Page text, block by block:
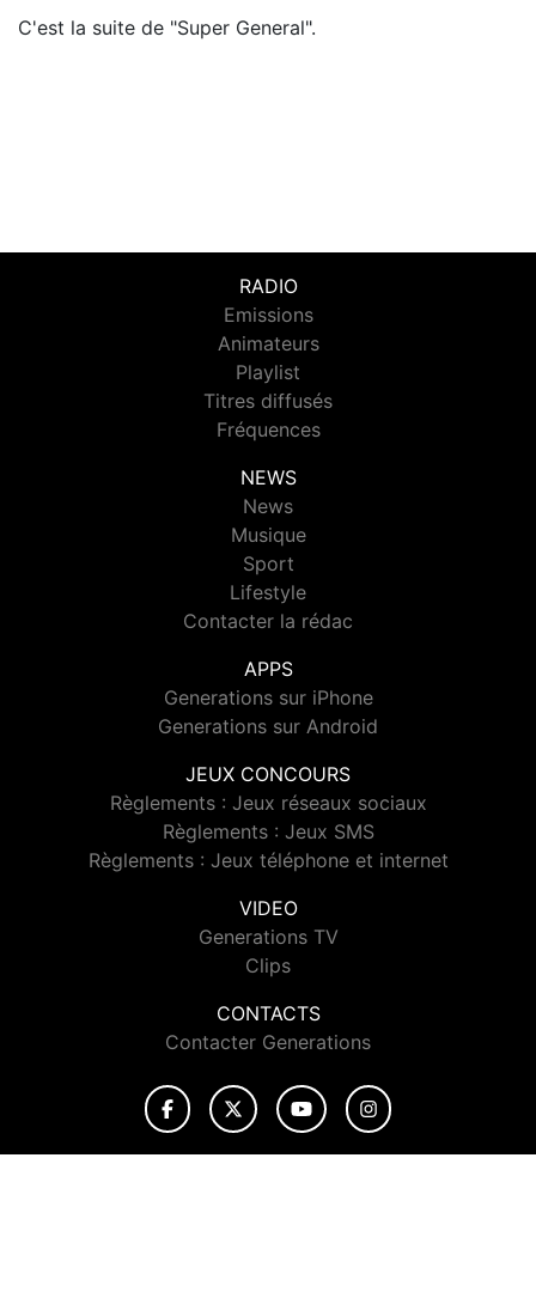
C'est la suite de "Super General".
RADIO
Emissions
Animateurs
Playlist
Titres diffusés
Fréquences
NEWS
News
Musique
Sport
Lifestyle
Contacter la rédac
APPS
Generations sur iPhone
Generations sur Android
JEUX CONCOURS
Règlements : Jeux réseaux sociaux
Règlements : Jeux SMS
Règlements : Jeux téléphone et internet
VIDEO
Generations TV
Clips
CONTACTS
Contacter Generations